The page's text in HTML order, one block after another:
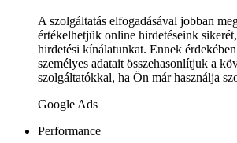
A szolgáltatás elfogadásával jobban
értékelhetjük online hirdetéseink
hirdetési kínálatunkat. Ennek
személyes adatait összehasonlítjuk a
szolgáltatókkal, ha Ön már használja
Google Ads
Performance